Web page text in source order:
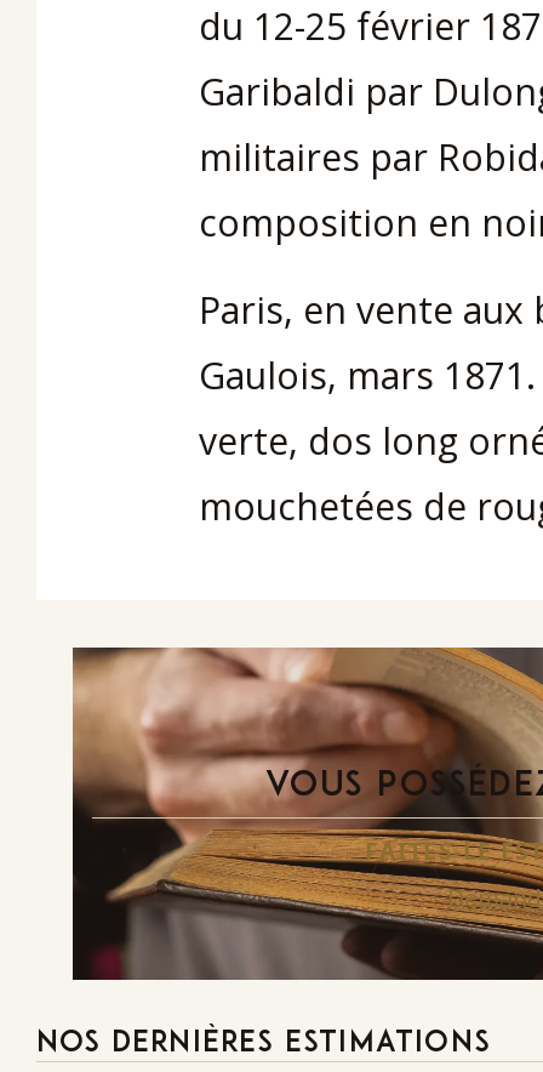
du 12-25 février
Garibaldi par
militaires par
composition en
Paris, en vente
Gaulois, mars
verte, dos long
mouchetées de
VOUS
FAITES-LE
NOS DERNIÈRES ESTIMATIONS